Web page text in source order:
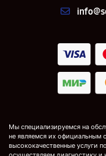
Мы специализируемся на
не являемся их официальным
высококачественные услуги